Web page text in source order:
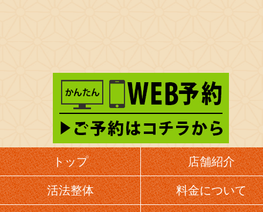
トップ 店舗紹介
活法整体 料金について